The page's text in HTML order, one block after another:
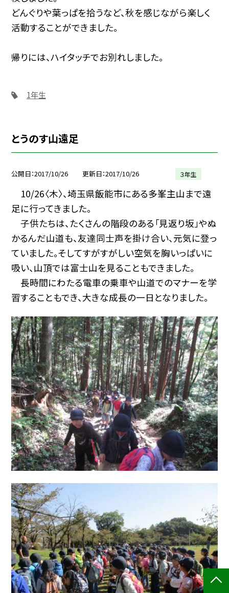
どんぐりや葉っぱを拾うなど、秋を感じながら楽しく
活動することができました。
帰りには、ハイタッチでお別れしました。
1年生
とうのす山遠足
公開日 2017/10/26 更新日 2017/10/26 ３年生
10/26〈木〉、埼玉県飯能市にある多峯主山まで遠
足に行ってきました。
子供たちは、たくさんの階段のある「見返り坂」やぬ
かるんだ山道も、友達同士声を掛け合い、元気に登っ
ていました。そしてすがすがしい空気を胸いっぱいに
吸い、山頂では富士山を見ることもできました。
長時間にわたる電車の乗車や山道でのマナーを学
習することもでき、大きな成長の一日となりました。